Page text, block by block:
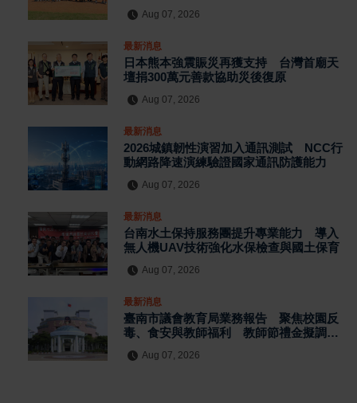
Aug 07, 2026
最新消息
日本熊本強震賑災再獲支持 台灣首廟天
壇捐300萬元善款協助災後復原
Aug 07, 2026
最新消息
2026城鎮韌性演習加入通訊測試 NCC行
動網路降速演練驗證國家通訊防護能力
Aug 07, 2026
最新消息
台南水土保持服務團提升專業能力 導入
無人機UAV技術強化水保檢查與國土保育
Aug 07, 2026
最新消息
臺南市議會教育局業務報告 聚焦校園反
毒、食安與教師福利 教師節禮金擬調升
Aug 07, 2026